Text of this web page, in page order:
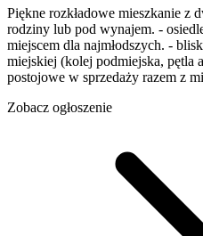
Piękne rozkładowe mieszkanie z
rodziny lub pod wynajem. -
miejscem dla najmłodszych. -
miejskiej (kolej podmiejska, pętla
postojowe w sprzedaży razem z
Zobacz ogłoszenie